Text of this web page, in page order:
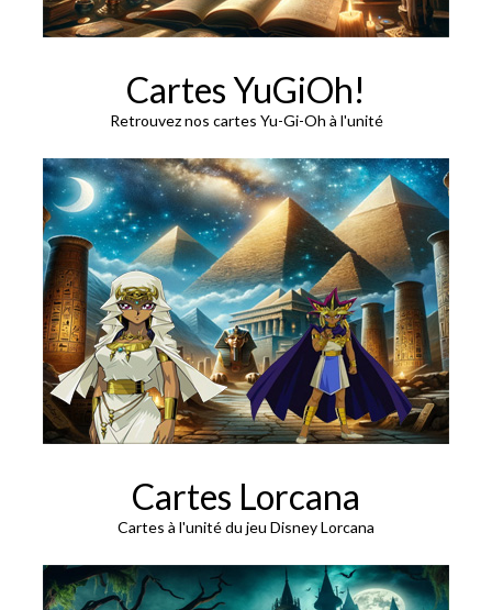
Cartes YuGiOh!
Retrouvez nos cartes Yu-Gi-Oh à l'unité
Cartes Lorcana
Cartes à l'unité du jeu Disney Lorcana